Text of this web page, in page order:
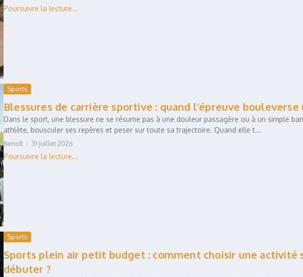
Sports
Blessures de carrière sportive : quand l’épreuve bouleverse
Dans le sport, une blessure ne se résume pas à une douleur passagère ou à un simple
athlète, bousculer ses repères et peser sur toute sa trajectoire. Quand elle t...
Benoît 31 juillet 2026
Sports
Sports plein air petit budget : comment choisir une activité
débuter ?